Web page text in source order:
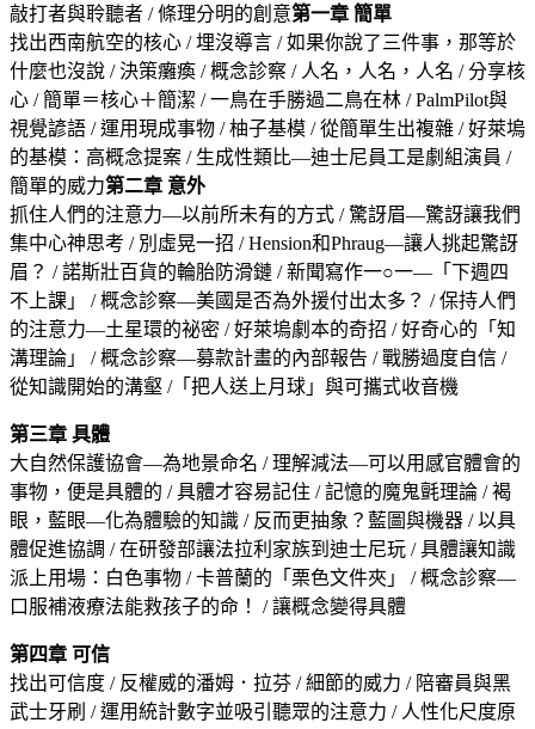
敲打者與聆聽者 / 條理分明的創意第一章 簡單
找出西南航空的核心 / 埋沒導言 / 如果你說了三件事，那等於
什麼也沒說 / 決策癱瘓 / 概念診察 / 人名，人名，人名 / 分享核
心 / 簡單＝核心＋簡潔 / 一鳥在手勝過二鳥在林 / PalmPilot與
視覺諺語 / 運用現成事物 / 柚子基模 / 從簡單生出複雜 / 好萊塢
的基模：高概念提案 / 生成性類比—迪士尼員工是劇組演員 /
簡單的威力第二章 意外
抓住人們的注意力—以前所未有的方式 / 驚訝眉—驚訝讓我們
集中心神思考 / 別虛晃一招 / Hension和Phraug—讓人挑起驚訝
眉？ / 諾斯壯百貨的輪胎防滑鏈 / 新聞寫作一○一—「下週四
不上課」 / 概念診察—美國是否為外援付出太多？ / 保持人們
的注意力—土星環的祕密 / 好萊塢劇本的奇招 / 好奇心的「知
溝理論」 / 概念診察—募款計畫的內部報告 / 戰勝過度自信 /
從知識開始的溝壑 /「把人送上月球」與可攜式收音機
第三章 具體
大自然保護協會—為地景命名 / 理解減法—可以用感官體會的
事物，便是具體的 / 具體才容易記住 / 記憶的魔鬼氈理論 / 褐
眼，藍眼—化為體驗的知識 / 反而更抽象？藍圖與機器 / 以具
體促進協調 / 在研發部讓法拉利家族到迪士尼玩 / 具體讓知識
派上用場：白色事物 / 卡普蘭的「栗色文件夾」 / 概念診察—
口服補液療法能救孩子的命！ / 讓概念變得具體
第四章 可信
找出可信度 / 反權威的潘姆．拉芬 / 細節的威力 / 陪審員與黑
武士牙刷 / 運用統計數字並吸引聽眾的注意力 / 人性化尺度原